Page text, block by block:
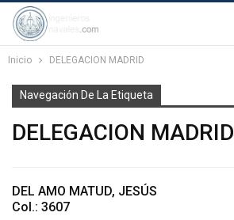
Inicio DELEGACION MADRID
Navegación De La Etiqueta
DELEGACION MADRID
DEL AMO MATUD, JESÚS
Col.: 3607